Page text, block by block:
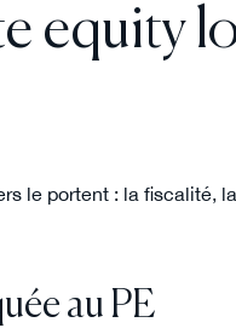
equity
le portent : la fiscalité,
au PE